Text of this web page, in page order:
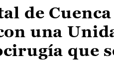
de Cuenca
una
que